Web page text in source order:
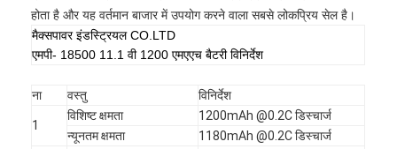
होता है और यह वर्तमान बाजार में उपयोग करने वाला सबसे लोकप्रिय सेल है।
मैक्सपावर इंडस्ट्रियल CO.LTD
एमपी- 18500 11.1 वी 1200 एमएएच बैटरी विनिर्देश
ना वस्तु विनिर्देश
1
विशिष्ट क्षमता
1200mAh @0.2C डिस्चार्ज
न्यूनतम क्षमता
1180mAh @0.2C डिस्चार्ज